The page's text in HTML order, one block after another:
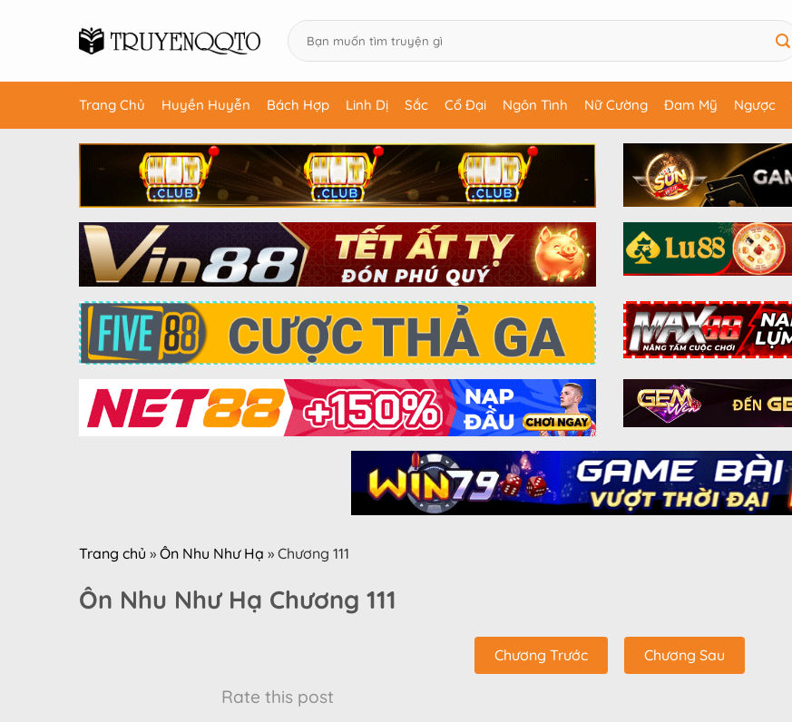
Trang Chủ Huyền Huyễn Bách Hợp Linh Dị Sắc Cổ Đại Ngôn Tình Nữ Cường Đam Mỹ Ngược
Trang chủ » Ôn Nhu Như Hạ » Chương 111
Ôn Nhu Như Hạ Chương 111
Chương Trước Chương Sau
Rate this post